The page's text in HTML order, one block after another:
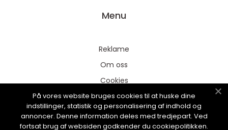
Menu
Reklame
Om oss
Cookies
Kontakt Oss
Sitemap
På vores website bruges cookies til at huske dine
indstillinger, statistik og personalisering af indhold og
annoncer. Denne information deles med tredjepart. Ved
fortsat brug af websiden godkender du cookiepolitikken.